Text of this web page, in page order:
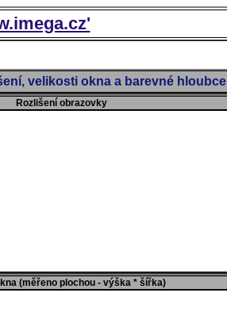
velikosti okna a barevné hloubce
Rozlišení obrazovky
(měřeno plochou - výška * šířka)